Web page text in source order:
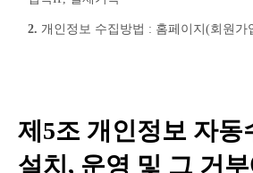
2. 개인정보 수집방법 : 홈페이지(회원가
제5조 개인정보 자동
설치, 운영 및 그 거